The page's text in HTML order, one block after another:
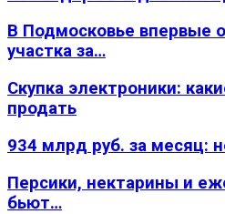
В Подмосковье впервые
участка за…
Скупка электроники:
продать
934 млрд руб. за месяц:
Персики, нектарины и
бьют…